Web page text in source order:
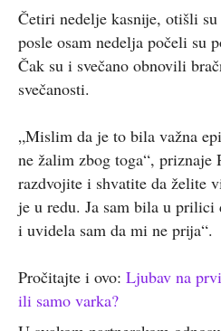
Četiri nedelje kasnije, otišli
posle osam nedelja počeli su
Čak su i svečano obnovili
svečanosti.
„Mislim da je to bila važna
ne žalim zbog toga“, priznaje
razdvojite i shvatite da želite
je u redu. Ja sam bila u prilici
i uvidela sam da mi ne prija“.
Pročitajte i ovo: Ljubav na
ili samo varka?